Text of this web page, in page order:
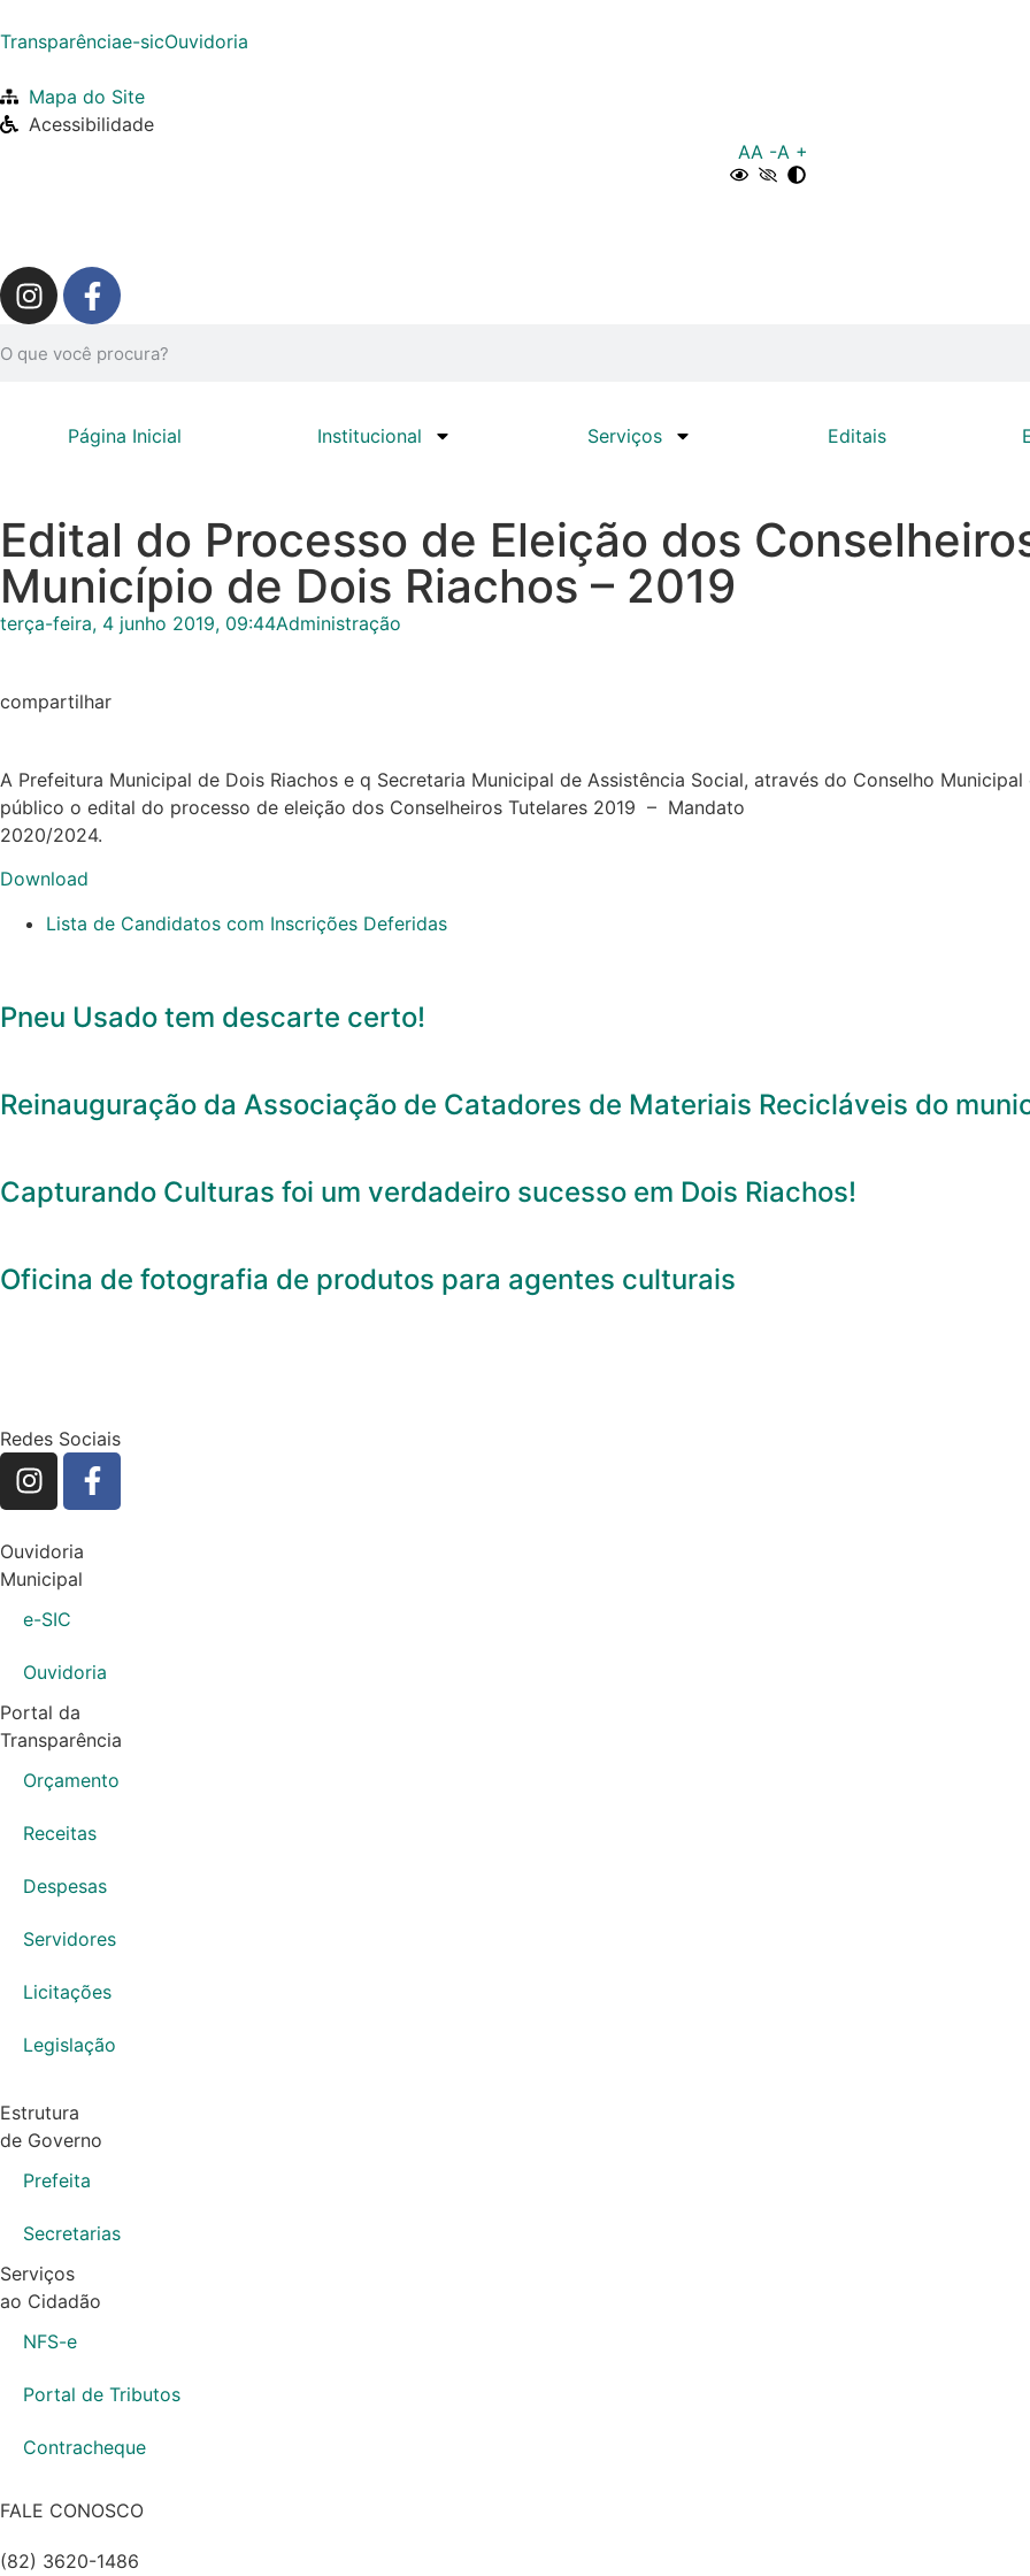
Transparênciae-sicOuvidoria
Mapa do Site
Acessibilidade
AA -A +
Página Inicial Institucional Serviços Editais
Edital do Processo de Eleição dos
Município de Dois Riachos – 2019
terça-feira, 4 junho 2019, 09:44Administração
compartilhar
A Prefeitura Municipal de Dois Riachos e q Secretaria Municipal de Assistência Social, através do Conselho
público o edital do processo de eleição dos Conselheiros Tutelares 2019 – Mandato
2020/2024.
Download
Lista de Candidatos com Inscrições Deferidas
Pneu Usado tem descarte certo!
Reinauguração da Associação de Catadores de Materiais Recicláveis do
Capturando Culturas foi um verdadeiro sucesso em Dois Riachos!
Oficina de fotografia de produtos para agentes culturais
Redes Sociais
Ouvidoria
Municipal
e-SIC
Ouvidoria
Portal da
Transparência
Orçamento
Receitas
Despesas
Servidores
Licitações
Legislação
Estrutura
de Governo
Prefeita
Secretarias
Serviços
ao Cidadão
NFS-e
Portal de Tributos
Contracheque
FALE CONOSCO
(82) 3620-1486